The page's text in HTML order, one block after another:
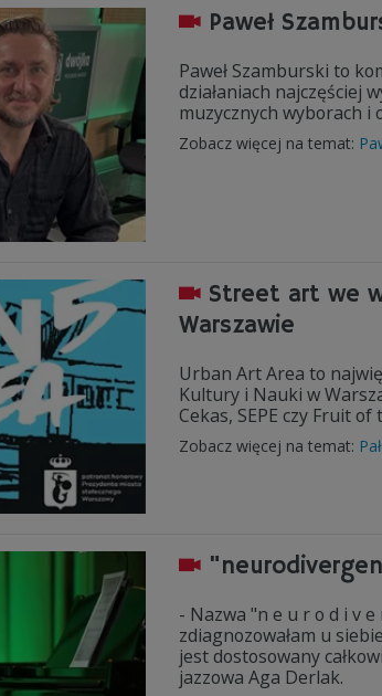
Paweł
Paweł Szamburski to
działaniach najczęściej
muzycznych wyborach i
Zobacz więcej na temat:
Street art we
Warszawie
Urban Art Area to
Kultury i Nauki w
Cekas, SEPE czy Fruit of
Zobacz więcej na temat:
- Nazwa "n e u r o d i v
zdiagnozowałam u
jest dostosowany
jazzowa Aga Derlak.